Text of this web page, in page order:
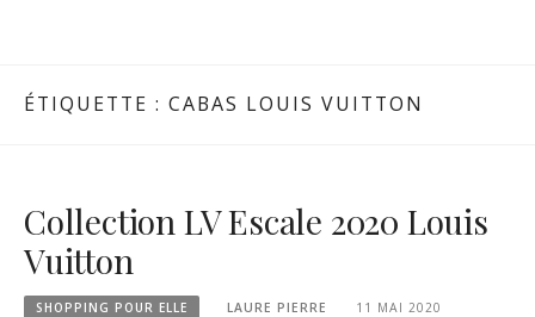
ÉTIQUETTE : CABAS LOUIS VUITTON
Collection LV Escale 2020 Louis
Vuitton
SHOPPING POUR ELLE LAURE PIERRE 11 MAI 2020